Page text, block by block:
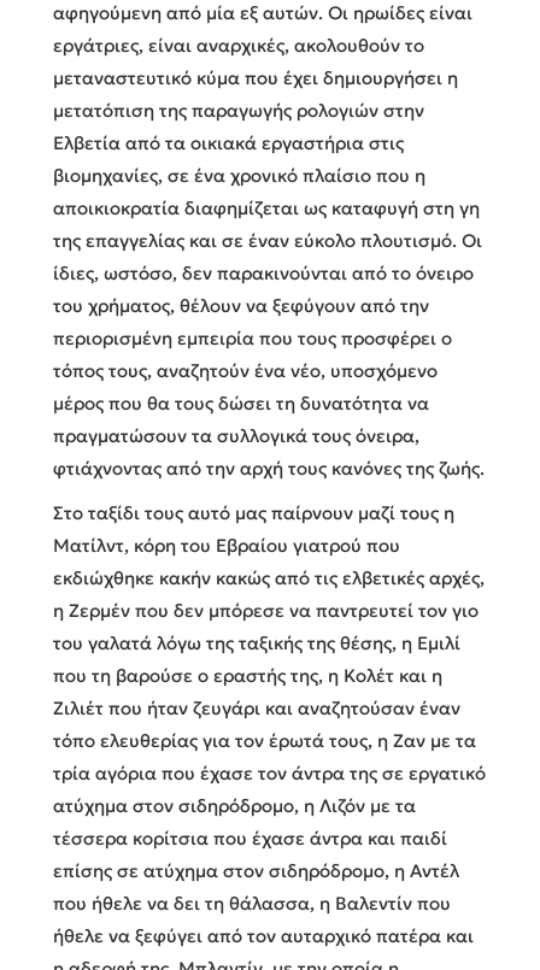
αφηγούμενη από μία εξ αυτών. Οι ηρωίδες είναι
εργάτριες, είναι αναρχικές, ακολουθούν το
μεταναστευτικό κύμα που έχει δημιουργήσει η
μετατόπιση της παραγωγής ρολογιών στην
Ελβετία από τα οικιακά εργαστήρια στις
βιομηχανίες, σε ένα χρονικό πλαίσιο που η
αποικιοκρατία διαφημίζεται ως καταφυγή στη γη
της επαγγελίας και σε έναν εύκολο πλουτισμό. Οι
ίδιες, ωστόσο, δεν παρακινούνται από το όνειρο
του χρήματος, θέλουν να ξεφύγουν από την
περιορισμένη εμπειρία που τους προσφέρει ο
τόπος τους, αναζητούν ένα νέο, υποσχόμενο
μέρος που θα τους δώσει τη δυνατότητα να
πραγματώσουν τα συλλογικά τους όνειρα,
φτιάχνοντας από την αρχή τους κανόνες της ζωής.
Στο ταξίδι τους αυτό μας παίρνουν μαζί τους η
Ματίλντ, κόρη του Εβραίου γιατρού που
εκδιώχθηκε κακήν κακώς από τις ελβετικές αρχές,
η Ζερμέν που δεν μπόρεσε να παντρευτεί τον γιο
του γαλατά λόγω της ταξικής της θέσης, η Εμιλί
που τη βαρούσε ο εραστής της, η Κολέτ και η
Ζιλιέτ που ήταν ζευγάρι και αναζητούσαν έναν
τόπο ελευθερίας για τον έρωτά τους, η Ζαν με τα
τρία αγόρια που έχασε τον άντρα της σε εργατικό
ατύχημα στον σιδηρόδρομο, η Λιζόν με τα
τέσσερα κορίτσια που έχασε άντρα και παιδί
επίσης σε ατύχημα στον σιδηρόδρομο, η Αντέλ
που ήθελε να δει τη θάλασσα, η Βαλεντίν που
ήθελε να ξεφύγει από τον αυταρχικό πατέρα και